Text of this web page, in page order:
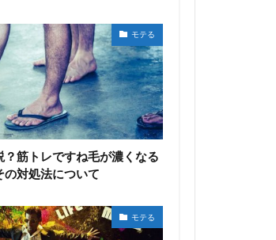
モテる
？筋トレですね毛が濃くなる
の対処法について
モテる